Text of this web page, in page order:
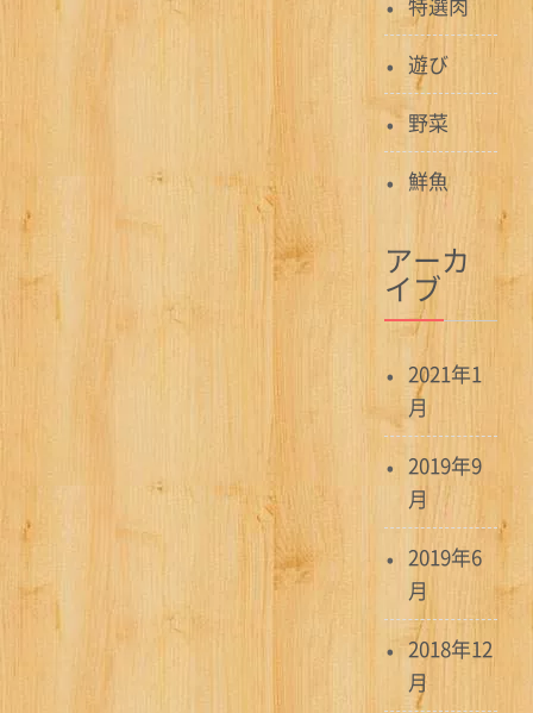
ナ
ン
遊び
野菜
鮮魚
アーカ
イブ
2021年1
月
2019年9
月
2019年6
月
2018年12
月